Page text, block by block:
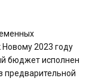
Новому 2023 году
бюджет исполнен
предварительной